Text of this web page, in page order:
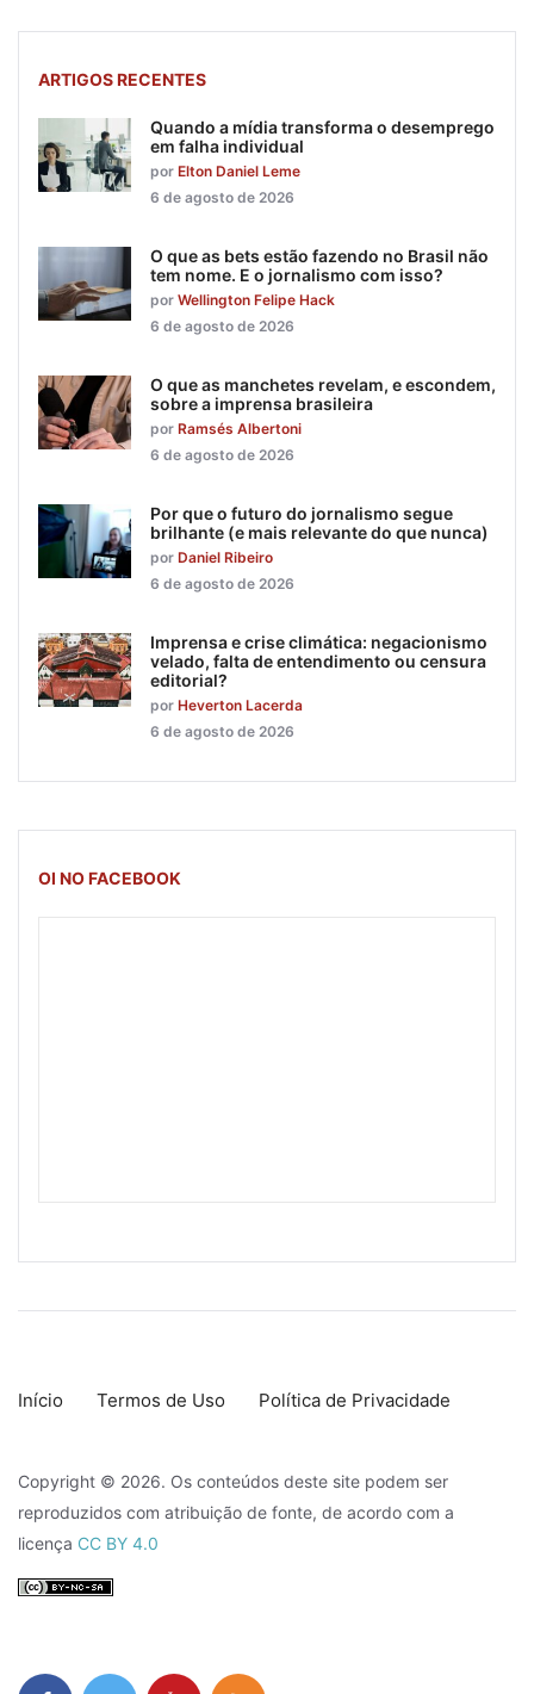
ARTIGOS RECENTES
Quando a mídia transforma o desemprego
em falha individual
por Elton Daniel Leme
6 de agosto de 2026
O que as bets estão fazendo no Brasil não
tem nome. E o jornalismo com isso?
por Wellington Felipe Hack
6 de agosto de 2026
O que as manchetes revelam, e escondem,
sobre a imprensa brasileira
por Ramsés Albertoni
6 de agosto de 2026
Por que o futuro do jornalismo segue
brilhante (e mais relevante do que nunca)
por Daniel Ribeiro
6 de agosto de 2026
Imprensa e crise climática: negacionismo
velado, falta de entendimento ou censura
editorial?
por Heverton Lacerda
6 de agosto de 2026
OI NO FACEBOOK
Início Termos de Uso Política de Privacidade
Copyright © 2026. Os conteúdos deste site podem ser
reproduzidos com atribuição de fonte, de acordo com a
licença CC BY 4.0